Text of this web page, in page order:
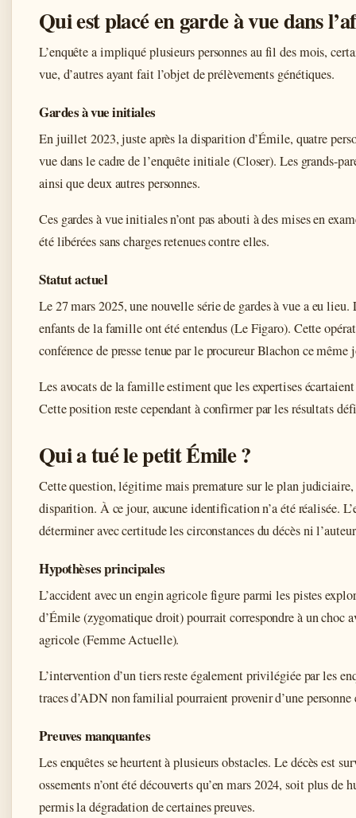
Qui est placé en garde à vue dans
L’enquête a impliqué plusieurs personnes au fil des mois,
vue, d’autres ayant fait l’objet de prélèvements génétiques.
Gardes à vue initiales
En juillet 2023, juste après la disparition d’Émile, quatre
vue dans le cadre de l’enquête initiale (Closer). Les grands-
ainsi que deux autres personnes.
Ces gardes à vue initiales n’ont pas abouti à des mises en
été libérées sans charges retenues contre elles.
Statut actuel
Le 27 mars 2025, une nouvelle série de gardes à vue a eu
enfants de la famille ont été entendus (Le Figaro). Cette
conférence de presse tenue par le procureur Blachon ce même
Les avocats de la famille estiment que les expertises
Cette position reste cependant à confirmer par les résultats
Qui a tué le petit Émile ?
Cette question, légitime mais premature sur le plan judiciaire,
disparition. À ce jour, aucune identification n’a été réalisée.
déterminer avec certitude les circonstances du décès ni
Hypothèses principales
L’accident avec un engin agricole figure parmi les pistes
d’Émile (zygomatique droit) pourrait correspondre à un choc
agricole (Femme Actuelle).
L’intervention d’un tiers reste également privilégiée par les
traces d’ADN non familial pourraient provenir d’une
Preuves manquantes
Les enquêtes se heurtent à plusieurs obstacles. Le décès est
ossements n’ont été découverts qu’en mars 2024, soit plus
permis la dégradation de certaines preuves.